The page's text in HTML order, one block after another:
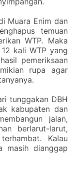
Muara Enim dan
temuan
WTP. Maka
kali WTP yang
pemeriksaan
rupa agar
tunggakan DBH
kabupaten dan
jalan,
berlarut-larut,
Kalau
masih dianggap